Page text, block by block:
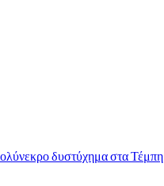
δυστύχημα στα Τέμπη